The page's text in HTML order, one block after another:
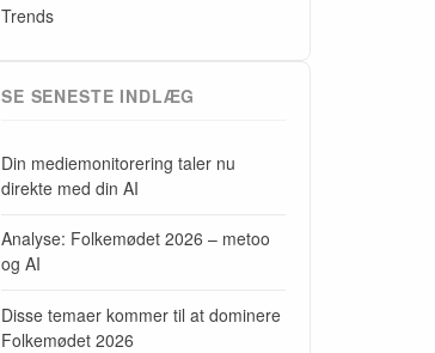
Trends
SE SENESTE INDLÆG
Din mediemonitorering taler nu
direkte med din AI
Analyse: Folkemødet 2026 – metoo
og AI
Disse temaer kommer til at dominere
Folkemødet 2026